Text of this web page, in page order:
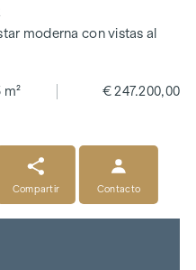
moderna con vistas al
m² € 247.200,00
Compartir
Contacto